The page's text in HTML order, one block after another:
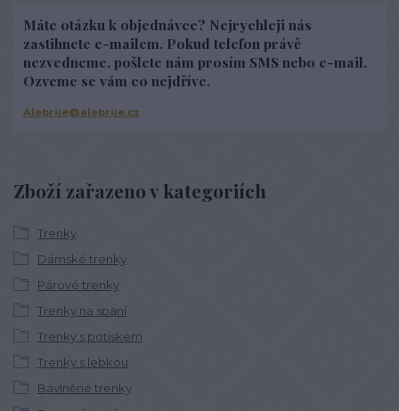
Zboží zařazeno v kategoriích
Trenky
Dámské trenky
Párové trenky
Trenky na spaní
Trenky s potiskem
Trenky s lebkou
Bavlněné trenky
Máte otázku k objednávce? Nejrychleji nás
zastihnete e-mailem. Pokud telefon právě
nezvedneme, pošlete nám prosím SMS nebo e-mail.
Ozveme se vám co nejdříve.
Alebrije@alebrije.cz